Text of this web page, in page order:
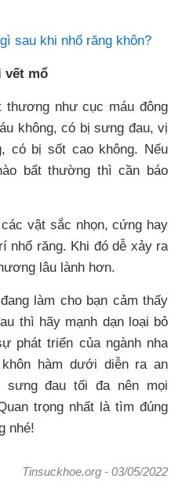
sau khi nhổ răng khôn?
vết mổ
thương như cục máu đông
không, có bị sưng đau, vị
có bị sốt cao không. Nếu
bất thường thì cần báo
vật sắc nhọn, cứng hay
nhổ răng. Khi đó dễ xảy ra
lâu lành hơn.
làm cho bạn cảm thấy
thì hãy mạnh dạn loại bỏ
phát triển của ngành nha
hàm dưới diễn ra an
sưng đau tối đa nên mọi
trọng nhất là tìm đúng
nhé!
Tinsuckhoe.org -03/05/2022